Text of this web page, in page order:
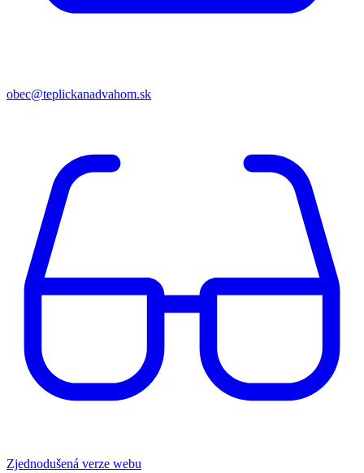
obec@teplickanadvahom.sk
Zjednodušená verze webu